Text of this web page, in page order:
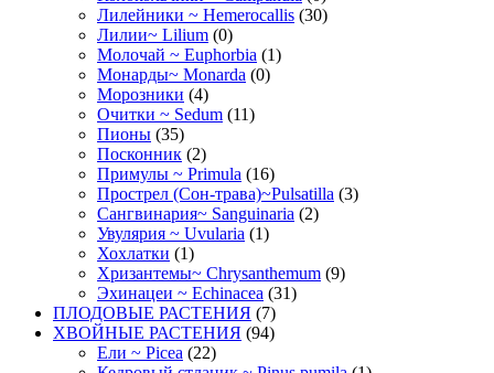
Лилейники ~ Hemerocallis (30)
Лилии~ Lilium (0)
Молочай ~ Euphorbia (1)
Монарды~ Monarda (0)
Морозники (4)
Очитки ~ Sedum (11)
Пионы (35)
Посконник (2)
Примулы ~ Primula (16)
Прострел (Сон-трава)~Pulsatilla (3)
Сангвинария~ Sanguinaria (2)
Увулярия ~ Uvularia (1)
Хохлатки (1)
Хризантемы~ Chrysanthemum (9)
Эхинацеи ~ Echinacea (31)
ПЛОДОВЫЕ РАСТЕНИЯ (7)
ХВОЙНЫЕ РАСТЕНИЯ (94)
Ели ~ Picea (22)